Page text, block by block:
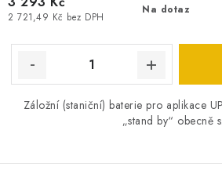
Na dotaz
2 721,49 Kč bez DPH
Záložní (staniční) baterie pro aplikace
„stand by“ obecně